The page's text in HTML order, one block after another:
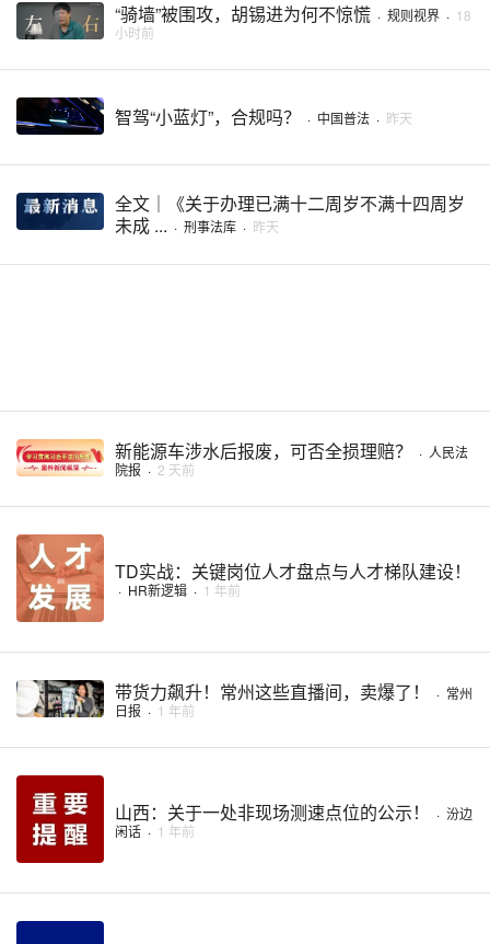
“骑墙”被围攻，胡锡进为何不惊慌 · 规则视界 · 18
小时前
智驾“小蓝灯”，合规吗？ · 中国普法 · 昨天
全文｜《关于办理已满十二周岁不满十四周岁
未成 ... · 刑事法库 · 昨天
新能源车涉水后报废，可否全损理赔？ · 人民法
院报 · 2 天前
TD实战：关键岗位人才盘点与人才梯队建设！
· HR新逻辑 · 1 年前
带货力飙升！常州这些直播间，卖爆了！ · 常州
日报 · 1 年前
山西：关于一处非现场测速点位的公示！ · 汾边
闲话 · 1 年前